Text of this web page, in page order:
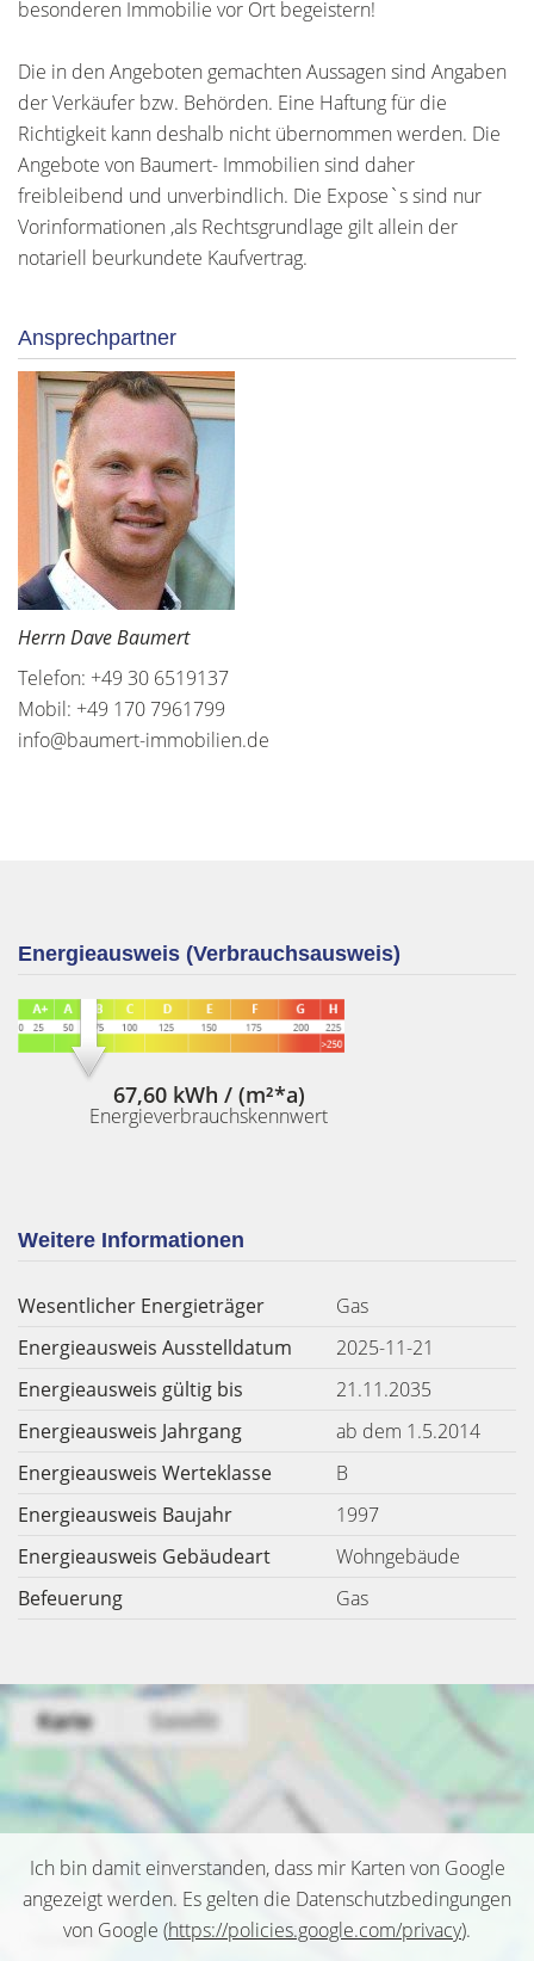
besonderen Immobilie vor Ort begeistern!
Die in den Angeboten gemachten Aussagen sind Angaben
der Verkäufer bzw. Behörden. Eine Haftung für die
Richtigkeit kann deshalb nicht übernommen werden. Die
Angebote von Baumert- Immobilien sind daher
freibleibend und unverbindlich. Die Expose`s sind nur
Vorinformationen ,als Rechtsgrundlage gilt allein der
notariell beurkundete Kaufvertrag.
Ansprechpartner
Herrn Dave Baumert
Telefon: +49 30 6519137
Mobil: +49 170 7961799
info@baumert-immobilien.de
Energieausweis (Verbrauchsausweis)
67,60 kWh / (m²*a)
Energieverbrauchskennwert
Weitere Informationen
Wesentlicher Energieträger
Gas
Energieausweis Ausstelldatum
2025-11-21
Energieausweis gültig bis
21.11.2035
Energieausweis Jahrgang
ab dem 1.5.2014
Energieausweis Werteklasse
B
Energieausweis Baujahr
1997
Energieausweis Gebäudeart
Wohngebäude
Befeuerung
Gas
Ich bin damit einverstanden, dass mir Karten von Google
angezeigt werden. Es gelten die Datenschutzbedingungen
von Google (https://policies.google.com/privacy).